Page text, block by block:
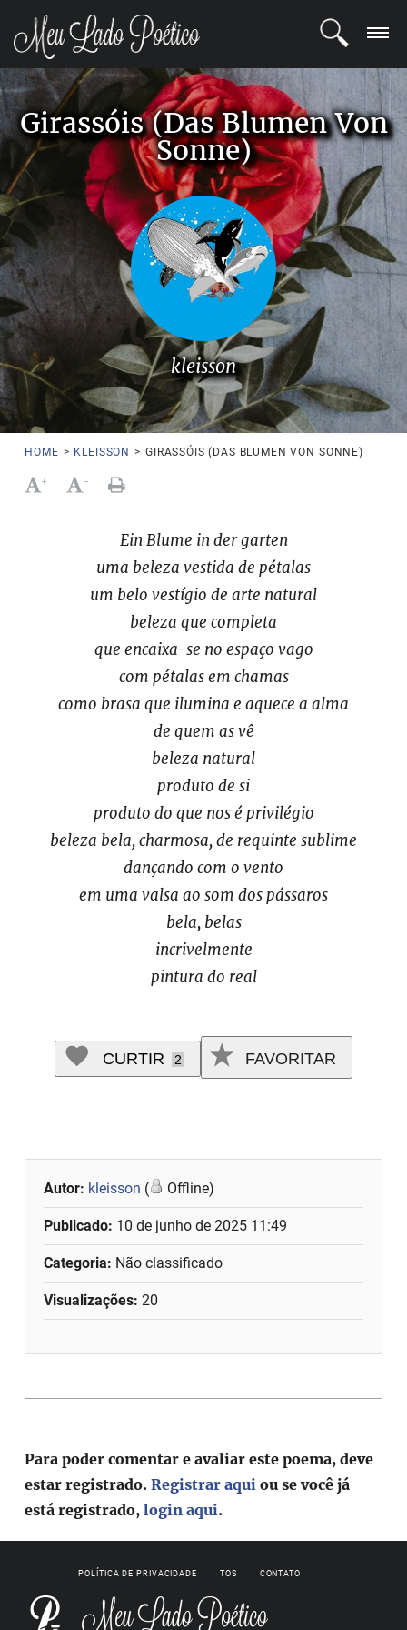
LOGIN
REGISTRO
POETAS
BLOG
COMUNIDADE
Girassóis (Das Blumen Von
Sonne)
kleisson
HOME > KLEISSON > GIRASSÓIS (DAS BLUMEN VON SONNE)
+ -
Ein Blume in der garten
uma beleza vestida de pétalas
um belo vestígio de arte natural
beleza que completa
que encaixa-se no espaço vago
com pétalas em chamas
como brasa que ilumina e aquece a alma
de quem as vê
beleza natural
produto de si
produto do que nos é privilégio
beleza bela, charmosa, de requinte sublime
dançando com o vento
em uma valsa ao som dos pássaros
bela, belas
incrivelmente
pintura do real
CURTIR 2 FAVORITAR
Autor: kleisson ( Offline)
Publicado: 10 de junho de 2025 11:49
Categoria: Não classificado
Visualizações: 20
Para poder comentar e avaliar este poema, deve
estar registrado.Registrar aqui ou se você já
está registrado,login aqui.
POLÍTICA DE PRIVACIDADE TOS CONTATO